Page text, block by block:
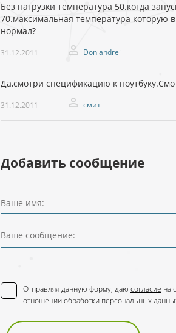
Без нагрузки температура 50.когда
70.максимальная температура которую
нормал?
31.12.2011 Don andrei
Да,смотри спецификацию к
31.12.2011 смит
Добавить сообщение
Ваше имя:
Ваше сообщение:
Отправляя данную форму, даю согласие на
отношении обработки персональных